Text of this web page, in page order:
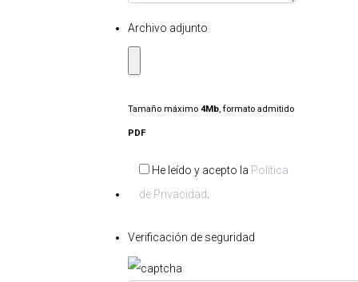
Archivo adjunto
Tamaño máximo 4Mb, formato admitido
PDF
Por
favor,
este
campo
He leído y acepto la Política
de Privacidad
Verificación de seguridad